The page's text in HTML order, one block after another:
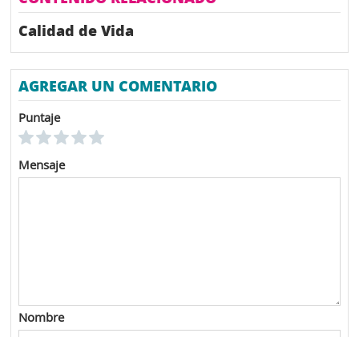
Calidad de Vida
AGREGAR UN COMENTARIO
Puntaje
Mensaje
Nombre